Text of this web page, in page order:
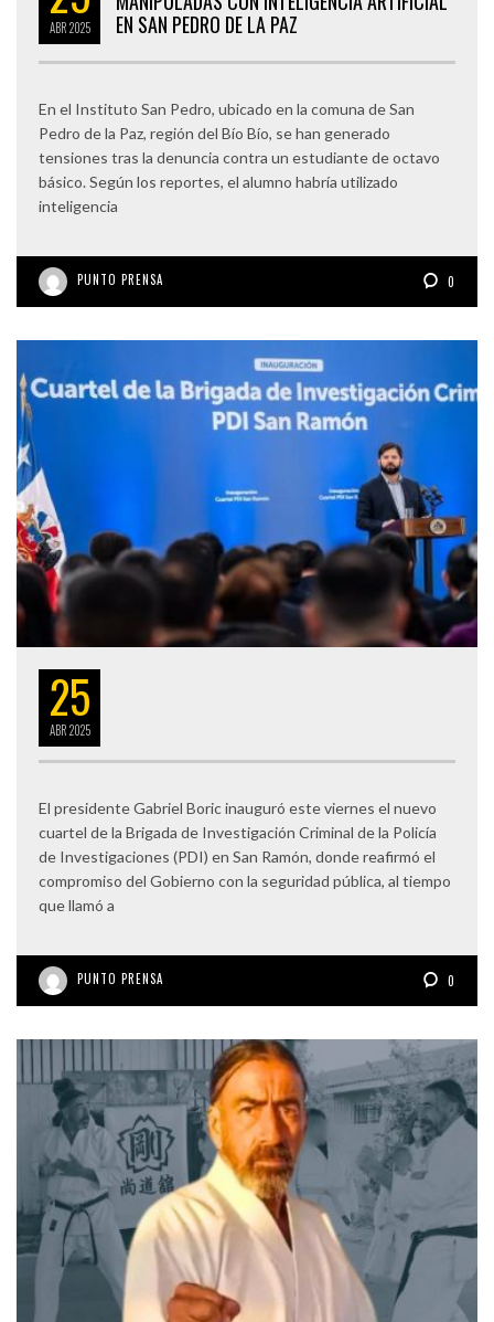
ABR2025
EN SAN PEDRO DE LA PAZ
En el Instituto San Pedro, ubicado en la comuna de San
Pedro de la Paz, región del Bío Bío, se han generado
tensiones tras la denuncia contra un estudiante de octavo
básico. Según los reportes, el alumno habría utilizado
inteligencia
PUNTO PRENSA 0
25
ABR2025
El presidente Gabriel Boric inauguró este viernes el nuevo
cuartel de la Brigada de Investigación Criminal de la Policía
de Investigaciones (PDI) en San Ramón, donde reafirmó el
compromiso del Gobierno con la seguridad pública, al tiempo
que llamó a
PUNTO PRENSA 0